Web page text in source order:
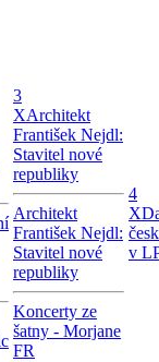
3
XArchitekt
František Nejdl:
Stavitel nové
republiky
Architekt
František Nejdl:
Stavitel nové
republiky
Koncerty ze
šatny - Morjane
FR
4
X
v